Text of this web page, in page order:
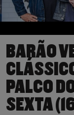
BARÃO
PALCO
SEXTA